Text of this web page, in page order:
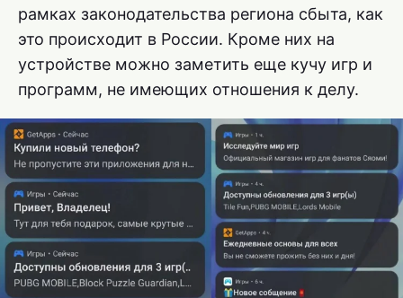
рамках законодательства региона сбыта, как
это происходит в России. Кроме них на
устройстве можно заметить еще кучу игр и
программ, не имеющих отношения к делу.